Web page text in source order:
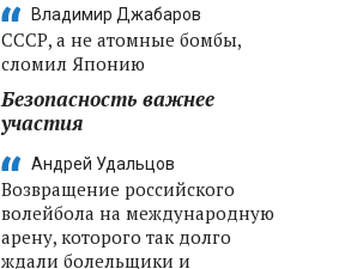
Владимир Джабаров
СССР, а не атомные бомбы,
сломил Японию
Безопасность важнее
участия
Андрей Удальцов
Возвращение российского
волейбола на международную
арену, которого так долго
ждали болельщики и